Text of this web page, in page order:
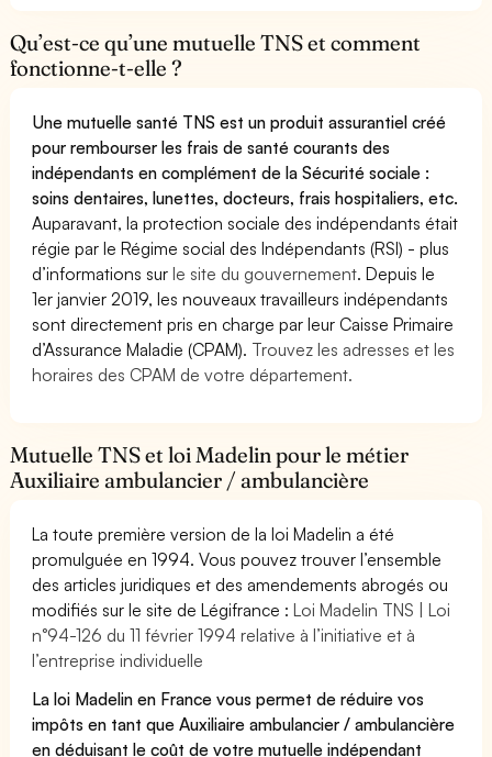
Qu’est-ce qu’une mutuelle TNS et comment
fonctionne-t-elle ?
Une mutuelle santé TNS est un produit assurantiel créé
pour rembourser les frais de santé courants des
indépendants en complément de la Sécurité sociale :
soins dentaires, lunettes, docteurs, frais hospitaliers, etc.
Auparavant, la protection sociale des indépendants était
régie par le Régime social des Indépendants (RSI) - plus
d’informations surle site du gouvernement. Depuis le
1er janvier 2019, les nouveaux travailleurs indépendants
sont directement pris en charge par leur Caisse Primaire
d’Assurance Maladie (CPAM). Trouvez les adresses et les
horaires des CPAM de votre département.
Mutuelle TNS et loi Madelin pour le métier
Auxiliaire ambulancier / ambulancière
La toute première version de la loi Madelin a été
promulguée en 1994. Vous pouvez trouver l’ensemble
des articles juridiques et des amendements abrogés ou
modifiés sur le site de Légifrance :Loi Madelin TNS | Loi
n°94-126 du 11 février 1994 relative à l’initiative et à
l’entreprise individuelle
La loi Madelin en France vous permet de réduire vos
impôts en tant que Auxiliaire ambulancier / ambulancière
en déduisant le coût de votre mutuelle indépendant